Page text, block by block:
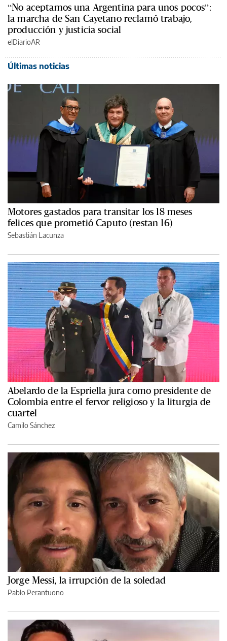
“No aceptamos una Argentina para unos pocos”:
la marcha de San Cayetano reclamó trabajo,
producción y justicia social
elDiarioAR
Últimas noticias
Motores gastados para transitar los 18 meses
felices que prometió Caputo (restan 16)
Sebastián Lacunza
Abelardo de la Espriella jura como presidente de
Colombia entre el fervor religioso y la liturgia de
cuartel
Camilo Sánchez
Jorge Messi, la irrupción de la soledad
Pablo Perantuono